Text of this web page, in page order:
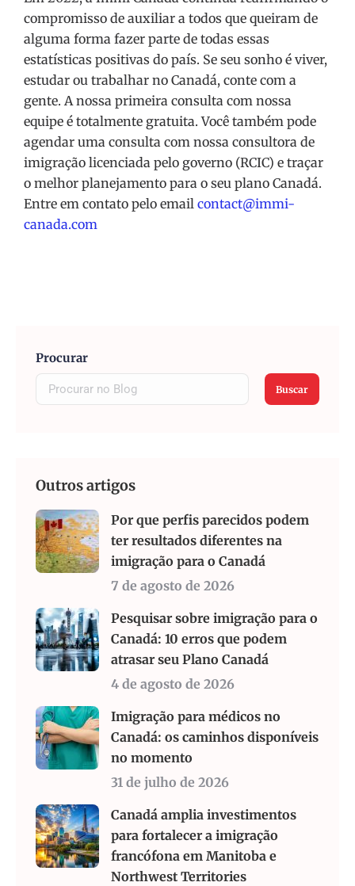
compromisso de auxiliar a todos que queiram de
alguma forma fazer parte de todas essas
estatísticas positivas do país. Se seu sonho é viver,
estudar ou trabalhar no Canadá, conte com a
gente. A nossa primeira consulta com nossa
equipe é totalmente gratuita. Você também pode
agendar uma consulta com nossa consultora de
imigração licenciada pelo governo (RCIC) e traçar
o melhor planejamento para o seu plano Canadá.
Entre em contato pelo email contact@immi-
canada.com
Procurar
Buscar
Outros artigos
Por que perfis parecidos podem
ter resultados diferentes na
imigração para o Canadá
7 de agosto de 2026
Pesquisar sobre imigração para o
Canadá: 10 erros que podem
atrasar seu Plano Canadá
4 de agosto de 2026
Imigração para médicos no
Canadá: os caminhos disponíveis
no momento
31 de julho de 2026
Canadá amplia investimentos
para fortalecer a imigração
francófona em Manitoba e
Northwest Territories